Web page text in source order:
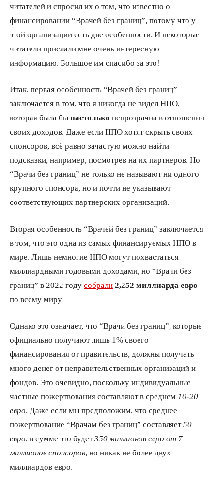
читателей и спросил их о том, что известно о
финансировании “Врачей без границ”, потому что у
этой организации есть две особенности. И некоторые
читатели прислали мне очень интересную
информацию. Большое им спасибо за это!
Итак, первая особенность “Врачей без границ”
заключается в том, что я никогда не видел НПО,
которая была бы настолько непрозрачна в отношении
своих доходов. Даже если НПО хотят скрыть своих
спонсоров, всё равно зачастую можно найти
подсказки, например, посмотрев на их партнеров. Но
“Врачи без границ” не только не называют ни одного
крупного спонсора, но и почти не указывают
соответствующих партнерских организаций.
Вторая особенность “Врачей без границ” заключается
в том, что это одна из самых финансируемых НПО в
мире. Лишь немногие НПО могут похвастаться
миллиардными годовыми доходами, но “Врачи без
границ” в 2022 году собрали 2,252 миллиарда евро
по всему миру.
Однако это означает, что “Врачи без границ”, которые
официально получают лишь 1% своего
финансирования от правительств, должны получать
много денег от неправительственных организаций и
фондов. Это очевидно, поскольку индивидуальные
частные пожертвования составляют в среднем 10-20
евро . Даже если мы предположим, что среднее
пожертвование “Врачам без границ” составляет50
евро , в сумме это будет350 миллионов евро от 7
миллионов спонсоров , но никак не более двух
миллиардов евро.